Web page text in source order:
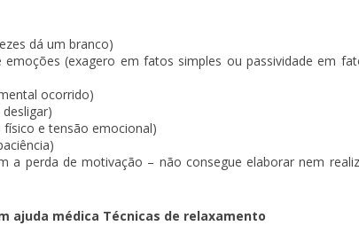
dá um branco)
(exagero em fatos simples ou passividade em
ocorrido)
e tensão emocional)
a perda de motivação – não consegue elaborar nem
ajuda médica Técnicas de relaxamento